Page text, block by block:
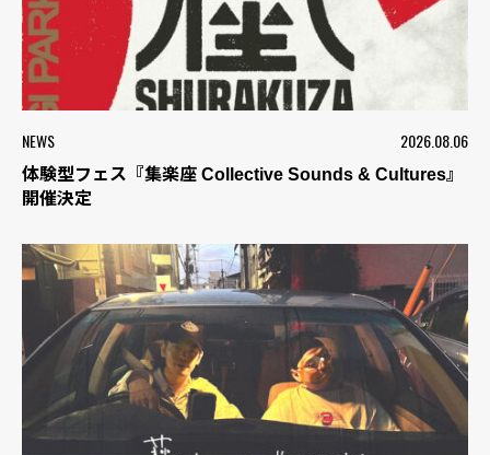
NEWS 2026.08.06
体験型フェス『集楽座 Collective Sounds & Cultures』
開催決定